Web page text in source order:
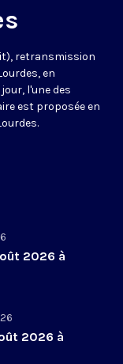
retransmission
en
l'une des
est proposée en
2026 à
2026 à